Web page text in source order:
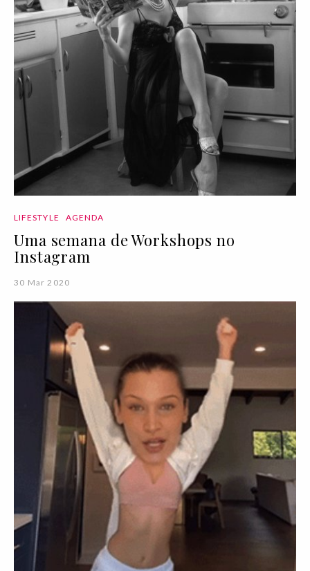
LIFESTYLE AGENDA
Uma semana de Workshops no
Instagram
30 Mar 2020